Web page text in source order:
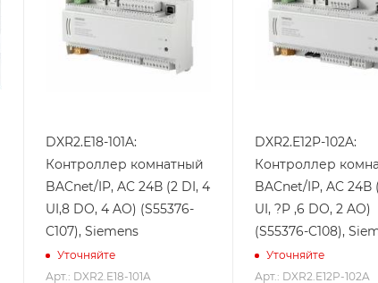
Кол-во
тиристорных
выходов
выходов
Кол-во
дискретных
входов
2
Кол-во
универсальных
DXR2.E18-101A:
Контроллер комнатный
BACnet/IP, AC 24В (2 DI, 4
UI,8 DO, 4 AO) (S55376-
C107), Siemens
Уточняйте
Арт.: DXR2.E18-101A
Кол-во
тиристорных
выходов
выходов
Кол-во
дискретных
входов
1
Кол-во
универсальных
DXR2.E12P-102A:
Контроллер
BACnet/IP, AC 24В
UI, ?P ,6 DO, 2 AO)
(S55376-C108),
Уточняйте
Арт.: DXR2.E12P-102A